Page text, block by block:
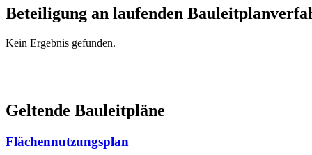
Beteiligung an laufenden
Kein Ergebnis gefunden.
Geltende Bauleitpläne
Flächennutzungsplan